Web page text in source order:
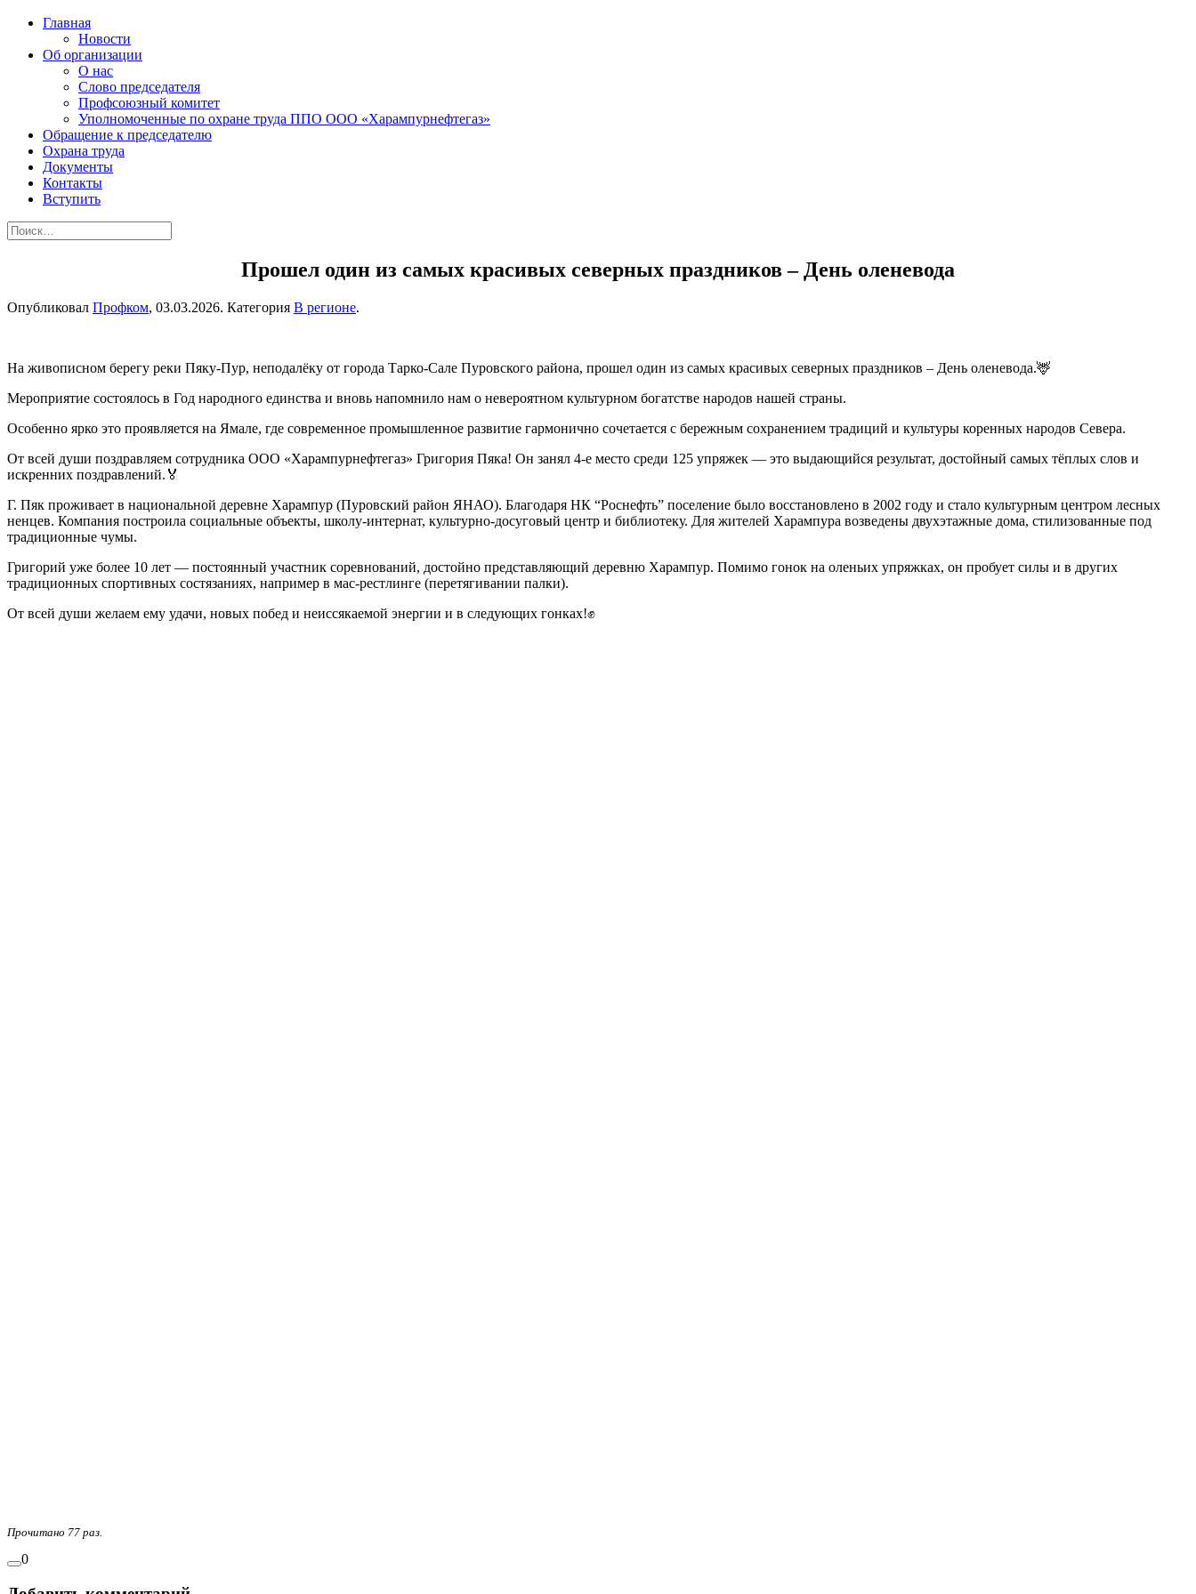
Главная
Новости
Об организации
О нас
Слово председателя
Профсоюзный комитет
Уполномоченные по охране труда ППО ООО «Харампурнефтегаз»
Обращение к председателю
Охрана труда
Документы
Контакты
Вступить
Прошел один из самых красивых северных праздников – День оленевода
Опубликовал Профком, 03.03.2026. Категория В регионе.
На живописном берегу реки Пяку‑Пур, неподалёку от города Тарко‑Сале Пуровского района, прошел один из самых красивых северных праздников – День оленевода.🦌
Мероприятие состоялось в Год народного единства и вновь напомнило нам о невероятном культурном богатстве народов нашей страны.
Особенно ярко это проявляется на Ямале, где современное промышленное развитие гармонично сочетается с бережным сохранением традиций и культуры коренных народов Севера.
От всей души поздравляем сотрудника ООО «Харампурнефтегаз» Григория Пяка! Он занял 4‑е место среди 125 упряжек — это выдающийся результат, достойный самых тёплых слов и
искренних поздравлений.🏅
Г. Пяк проживает в национальной деревне Харампур (Пуровский район ЯНАО). Благодаря НК “Роснефть” поселение было восстановлено в 2002 году и стало культурным центром лесных
ненцев. Компания построила социальные объекты, школу-интернат, культурно-досуговый центр и библиотеку. Для жителей Харампура возведены двухэтажные дома, стилизованные под
традиционные чумы.
Григорий уже более 10 лет — постоянный участник соревнований, достойно представляющий деревню Харампур. Помимо гонок на оленьих упряжках, он пробует силы и в других
традиционных спортивных состязаниях, например в мас‑рестлинге (перетягивании палки).
От всей души желаем ему удачи, новых побед и неиссякаемой энергии и в следующих гонках!✊
Прочитано 77 раз.
0